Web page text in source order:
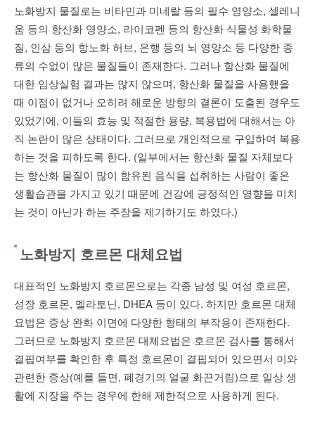
노화방지 물질로는 비타민과 미네랄 등의 필수 영양소, 셀레니
움 등의 항산화 영양소, 라이코펜 등의 항산화 식물성 화학물
질, 인삼 등의 항노화 허브, 은행 등의 뇌 영양소 등 다양한 종
류의 수없이 많은 물질들이 존재한다. 그러나 항산화 물질에
대한 임상실험 결과는 많지 않으며, 항산화 물질을 사용했을
때 이점이 없거나 오히려 해로운 방향의 결론이 도출된 경우도
있었기에, 이들의 효능 및 적절한 용량, 복용법에 대해서는 아
직 논란이 많은 상태이다. 그러므로 개인적으로 구입하여 복용
하는 것을 피하도록 한다. (일부에서는 항산화 물질 자체보다
는 항산화 물질이 많이 함유된 음식을 섭취하는 사람이 좋은
생활습관을 가지고 있기 때문에 건강에 긍정적인 영향을 미치
는 것이 아닌가 하는 주장을 제기하기도 하였다.)
노화방지 호르몬 대체요법
대표적인 노화방지 호르몬으로는 각종 남성 및 여성 호르몬,
성장 호르몬, 멜라토닌, DHEA 등이 있다. 하지만 호르몬 대체
요법은 증상 완화 이면에 다양한 형태의 부작용이 존재한다.
그러므로 노화방지 호르몬 대체요법은 호르몬 검사를 통해서
결핍여부를 확인한 후 특정 호르몬이 결핍되어 있으면서 이와
관련한 증상(예를 들면, 폐경기의 얼굴 화끈거림)으로 일상 생
활에 지장을 주는 경우에 한해 제한적으로 사용하게 된다.